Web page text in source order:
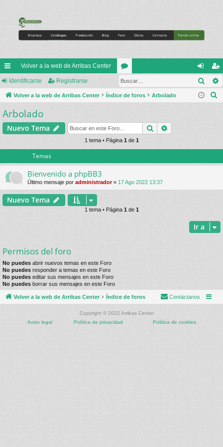
nl
ac
es
rá
Volver a la web de Arribas Center
or
os
de
nti
eg
ist
Identificarse Registrarse
Volver a la web de Arribas Center Índice de foros Arbolado
r
Arbolado
Nuevo Tema Buscar
1 tema • Página 1de 1
Temas
Bienvenido a phpBB3
Último mensaje por administrador« 17 Ago 2022 13:37
Nuevo Tema
1 tema • Página 1de 1
Ir a
Permisos del foro
No puedes abrir nuevos temas en este Foro
No puedes responder a temas en este Foro
No puedes editar sus mensajes en este Foro
No puedes borrar sus mensajes en este Foro
Volver a la web de Arribas Center Índice de foros Contáctanos
Copyright © 2022 Arribas Center
Aviso legal
Política de privacidad Política de cookies